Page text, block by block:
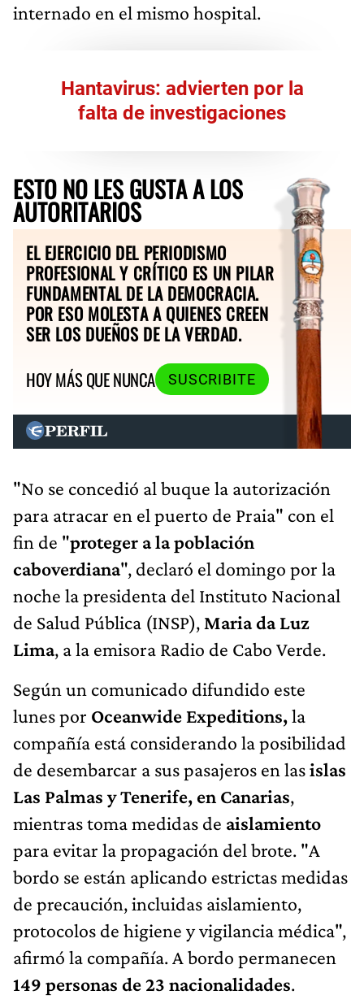
internado en el mismo hospital.
Hantavirus: advierten por la
falta de investigaciones
ESTO NO LES GUSTA A LOS
AUTORITARIOS
EL EJERCICIO DEL PERIODISMO
PROFESIONAL Y CRÍTICO ES UN PILAR
FUNDAMENTAL DE LA DEMOCRACIA.
POR ESO MOLESTA A QUIENES CREEN
SER LOS DUEÑOS DE LA VERDAD.
HOY MÁS QUE NUNCA
SUSCRIBITE
"No se concedió al buque la autorización
para atracar en el puerto de Praia" con el
fin de "proteger a la población
caboverdiana", declaró el domingo por la
noche la presidenta del Instituto Nacional
de Salud Pública (INSP), Maria da Luz
Lima, a la emisora Radio de Cabo Verde.
Según un comunicado difundido este
lunes por Oceanwide Expeditions,la
compañía está considerando la posibilidad
de desembarcar a sus pasajeros en lasislas
Las Palmas y Tenerife, en Canarias,
mientras toma medidas de aislamiento
para evitar la propagación del brote. "A
bordo se están aplicando estrictas medidas
de precaución, incluidas aislamiento,
protocolos de higiene y vigilancia médica",
afirmó la compañía. A bordo permanecen
149 personas de 23 nacionalidades.